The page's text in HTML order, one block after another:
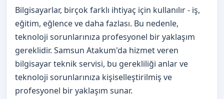
Bilgisayarlar, birçok farklı ihtiyaç için kullanılır - iş,
eğitim, eğlence ve daha fazlası. Bu nedenle,
teknoloji sorunlarınıza profesyonel bir yaklaşım
gereklidir. Samsun Atakum'da hizmet veren
bilgisayar teknik servisi, bu gerekliliği anlar ve
teknoloji sorunlarınıza kişiselleştirilmiş ve
profesyonel bir yaklaşım sunar.